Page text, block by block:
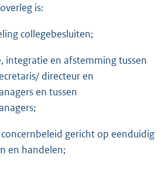
is:
collegebesluiten;
integratie en afstemming tussen
directeur en
en tussen
gericht op eenduidig
en handelen;